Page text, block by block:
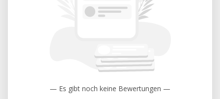
— Es gibt noch keine Bewertungen —